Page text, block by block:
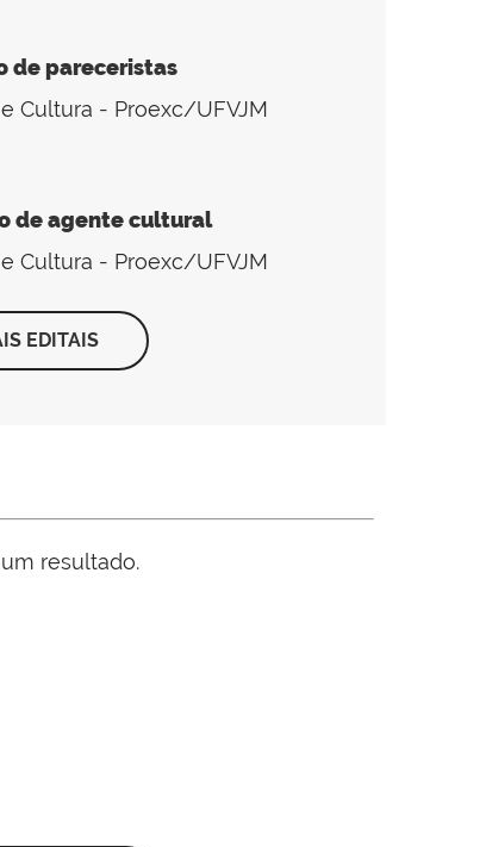
de pareceristas
Cultura - Proexc/UFVJM
de agente cultural
Cultura - Proexc/UFVJM
EDITAIS
resultado.